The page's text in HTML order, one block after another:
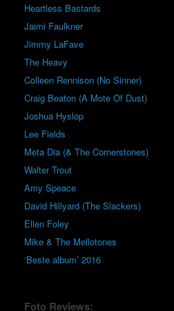
Heartless Bastards
Jaimi Faulkner
Jimmy LaFave
The Heavy
Colleen Rennison (No Sinner)
Craig Beaton (A Mote Of Dust)
Joshua Hyslop
Lee Fields
Meta Dia (& The Cornerstones)
Walter Trout
Amy Speace
David Hillyard (The Slackers)
Ellen Foley
Mike & The Mellotones
‘Beste album’ 2016
Foto Reviews: